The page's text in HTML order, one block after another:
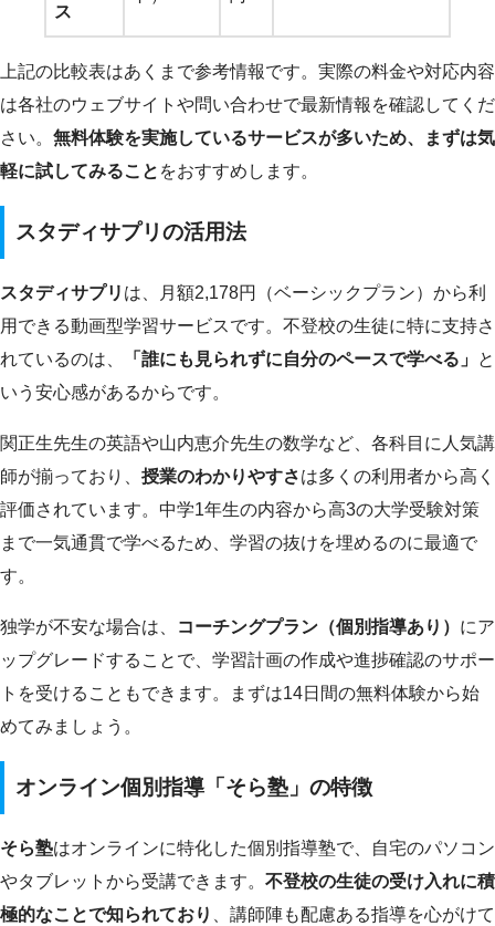
ス
上記の比較表はあくまで参考情報です。実際の料金や対応内容
は各社のウェブサイトや問い合わせで最新情報を確認してくだ
さい。 無料体験を実施しているサービスが多いため、まずは気
軽に試してみること をおすすめします。
スタディサプリの活用法
スタディサプリ は、月額2,178円（ベーシックプラン）から利
用できる動画型学習サービスです。不登校の生徒に特に支持さ
れているのは、
「誰にも見られずに自分のペースで学べる」 と
いう安心感があるからです。
関正生先生の英語や山内恵介先生の数学など、各科目に人気講
師が揃っており、 授業のわかりやすさは多くの利用者から高く
評価されています。中学1年生の内容から高3の大学受験対策
まで一気通貫で学べるため、学習の抜けを埋めるのに最適で
す。
独学が不安な場合は、 コーチングプラン（個別指導あり） にア
ップグレードすることで、学習計画の作成や進捗確認のサポー
トを受けることもできます。まずは14日間の無料体験から始
めてみましょう。
オンライン個別指導「そら塾」の特徴
そら塾はオンラインに特化した個別指導塾で、自宅のパソコン
やタブレットから受講できます。 不登校の生徒の受け入れに積
極的なことで知られており
、講師陣も配慮ある指導を心がけて